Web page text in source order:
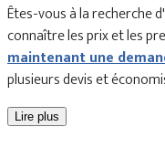
Êtes-vous à la recherche
connaître les prix et les
maintenant une
plusieurs devis et
Lire plus